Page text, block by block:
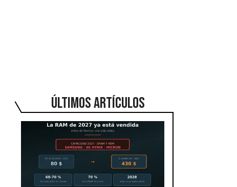
ÚLTIMOS ARTÍCULOS